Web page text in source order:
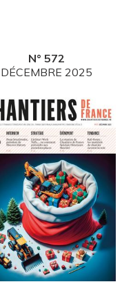
N° 572
DÉCEMBRE 2025